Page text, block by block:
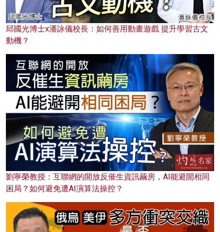
邱國光博士x潘詠儀校長：如何善用動畫遊戲 提升學習古文
動機？
劉寧榮教授：互聯網的開放反催生資訊繭房，AI能避開相同
困局？如何避免遭AI演算法操控？